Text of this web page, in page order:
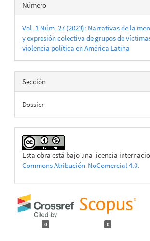
Número
Vol. 1 Núm. 27 (2023): Narrativas de la
y expresión colectiva de grupos de
violencia política en América Latina
Sección
Dossier
Esta obra está bajo una licencia
Commons Atribución-NoComercial 4.0.
0 0